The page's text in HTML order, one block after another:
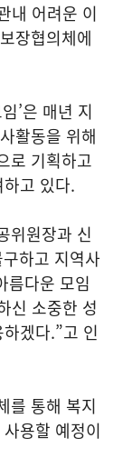
내 어려운 이
장협의체에
’은 매년 지
활동을 위해
로 기획하고
고 있다.
위원장과 신
하고 지역사
름다운 모임
신 소중한 성
겠다.”고 인
를 통해 복지
용할 예정이